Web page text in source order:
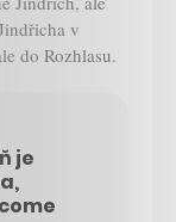
v
do Rozhlasu.
je